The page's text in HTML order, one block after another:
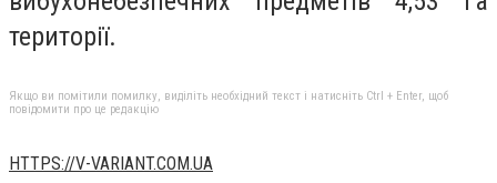
території.
Якщо ви помітили помилку, виділіть необхідний текст і натисніть Ctrl + Enter, щоб
повідомити про це редакцію
HTTPS://V-VARIANT.COM.UA